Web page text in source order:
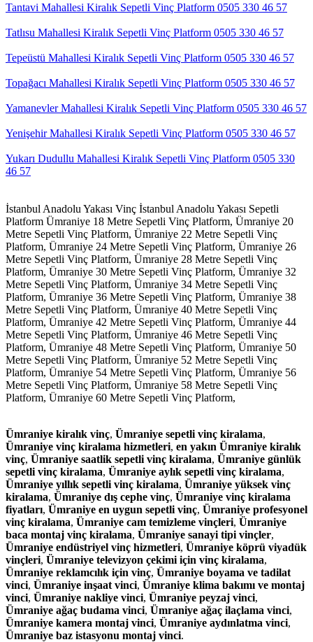
Tantavi Mahallesi Kiralık Sepetli Vinç Platform 0505 330 46 57
Tatlısu Mahallesi Kiralık Sepetli Vinç Platform 0505 330 46 57
Tepeüstü Mahallesi Kiralık Sepetli Vinç Platform 0505 330 46 57
Topağacı Mahallesi Kiralık Sepetli Vinç Platform 0505 330 46 57
Yamanevler Mahallesi Kiralık Sepetli Vinç Platform 0505 330 46 57
Yenişehir Mahallesi Kiralık Sepetli Vinç Platform 0505 330 46 57
Yukarı Dudullu Mahallesi Kiralık Sepetli Vinç Platform 0505 330
46 57
İstanbul Anadolu Yakası Vinç İstanbul Anadolu Yakası Sepetli
Platform Ümraniye 18 Metre Sepetli Vinç Platform, Ümraniye 20
Metre Sepetli Vinç Platform, Ümraniye 22 Metre Sepetli Vinç
Platform, Ümraniye 24 Metre Sepetli Vinç Platform, Ümraniye 26
Metre Sepetli Vinç Platform, Ümraniye 28 Metre Sepetli Vinç
Platform, Ümraniye 30 Metre Sepetli Vinç Platform, Ümraniye 32
Metre Sepetli Vinç Platform, Ümraniye 34 Metre Sepetli Vinç
Platform, Ümraniye 36 Metre Sepetli Vinç Platform, Ümraniye 38
Metre Sepetli Vinç Platform, Ümraniye 40 Metre Sepetli Vinç
Platform, Ümraniye 42 Metre Sepetli Vinç Platform, Ümraniye 44
Metre Sepetli Vinç Platform, Ümraniye 46 Metre Sepetli Vinç
Platform, Ümraniye 48 Metre Sepetli Vinç Platform, Ümraniye 50
Metre Sepetli Vinç Platform, Ümraniye 52 Metre Sepetli Vinç
Platform, Ümraniye 54 Metre Sepetli Vinç Platform, Ümraniye 56
Metre Sepetli Vinç Platform, Ümraniye 58 Metre Sepetli Vinç
Platform, Ümraniye 60 Metre Sepetli Vinç Platform,
Ümraniye kiralık vinç, Ümraniye sepetli vinç kiralama,
Ümraniye vinç kiralama hizmetleri, en yakın Ümraniye kiralık
vinç, Ümraniye saatlik sepetli vinç kiralama, Ümraniye günlük
sepetli vinç kiralama, Ümraniye aylık sepetli vinç kiralama,
Ümraniye yıllık sepetli vinç kiralama, Ümraniye yüksek vinç
kiralama, Ümraniye dış cephe vinç, Ümraniye vinç kiralama
fiyatları, Ümraniye en uygun sepetli vinç, Ümraniye profesyonel
vinç kiralama, Ümraniye cam temizleme vinçleri, Ümraniye
baca montaj vinç kiralama, Ümraniye sanayi tipi vinçler,
Ümraniye endüstriyel vinç hizmetleri, Ümraniye köprü viyadük
vinçleri, Ümraniye televizyon çekimi için vinç kiralama,
Ümraniye reklamcılık için vinç, Ümraniye boyama ve tadilat
vinci, Ümraniye inşaat vinci, Ümraniye klima bakımı ve montaj
vinci, Ümraniye nakliye vinci, Ümraniye peyzaj vinci,
Ümraniye ağaç budama vinci, Ümraniye ağaç ilaçlama vinci,
Ümraniye kamera montaj vinci, Ümraniye aydınlatma vinci,
Ümraniye baz istasyonu montaj vinci.